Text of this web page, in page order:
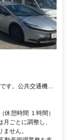
法としては、自家
細なアクセス情報
休憩時間 １時間）
ごとに調整し、
せん。